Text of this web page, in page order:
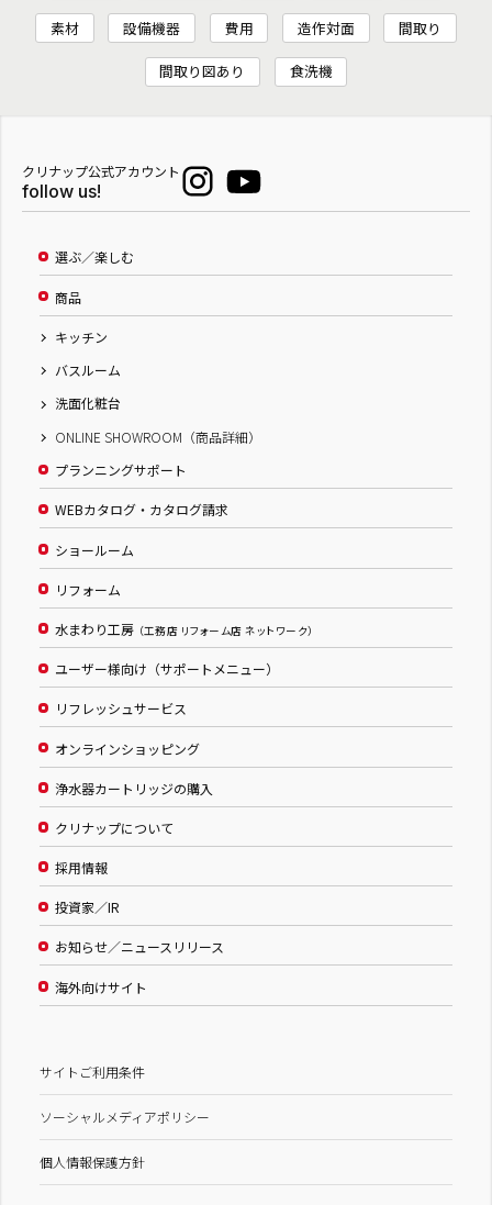
素材 設備機器 費用 造作対面 間取り
間取り図あり 食洗機
クリナップ公式アカウント
follow us!
選ぶ／楽しむ
商品
キッチン
バスルーム
洗面化粧台
ONLINE SHOWROOM（商品詳細）
プランニングサポート
WEBカタログ・カタログ請求
ショールーム
リフォーム
水まわり工房 （工務店 リフォーム店 ネットワーク）
ユーザー様向け（サポートメニュー）
リフレッシュサービス
オンラインショッピング
浄水器カートリッジの購入
クリナップについて
採用情報
投資家／IR
お知らせ／ニュースリリース
海外向けサイト
サイトご利用条件
ソーシャルメディアポリシー
個人情報保護方針